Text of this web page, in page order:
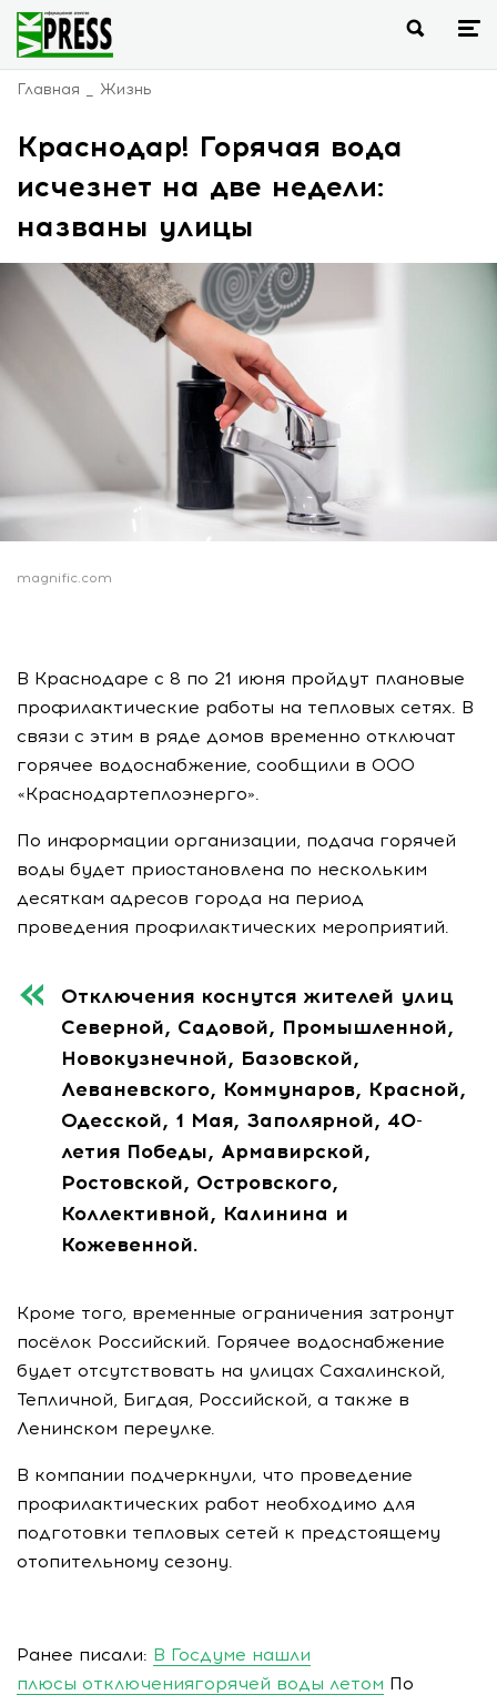
Главная Жизнь
Краснодар! Горячая вода
исчезнет на две недели:
названы улицы
magnific.com
В Краснодаре с 8 по 21 июня пройдут плановые
профилактические работы на тепловых сетях. В
связи с этим в ряде домов временно отключат
горячее водоснабжение, сообщили в ООО
«Краснодартеплоэнерго».
По информации организации, подача горячей
воды будет приостановлена по нескольким
десяткам адресов города на период
проведения профилактических мероприятий.
Отключения коснутся жителей улиц
Северной, Садовой, Промышленной,
Новокузнечной, Базовской,
Леваневского, Коммунаров, Красной,
Одесской, 1 Мая, Заполярной, 40-
летия Победы, Армавирской,
Ростовской, Островского,
Коллективной, Калинина и
Кожевенной.
Кроме того, временные ограничения затронут
посёлок Российский. Горячее водоснабжение
будет отсутствовать на улицах Сахалинской,
Тепличной, Бигдая, Российской, а также в
Ленинском переулке.
В компании подчеркнули, что проведение
профилактических работ необходимо для
подготовки тепловых сетей к предстоящему
отопительному сезону.
Ранее писали: В Госдуме нашли
плюсы отключениягорячей воды летом По